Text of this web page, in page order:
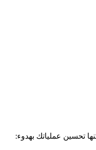
تحسين عملياتك بهدوء: